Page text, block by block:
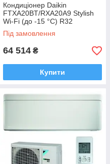
Кондиціонер Daikin
FTXA20BT/RXA20A9 Stylish
Wi-Fi (до -15 °C) R32
Під замовлення
64 514 ₴
Купити